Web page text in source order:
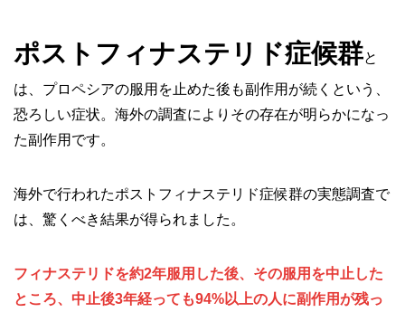
ポストフィナステリド症候群と
は、プロペシアの服用を止めた後も副作用が続くという、
恐ろしい症状。海外の調査によりその存在が明らかになっ
た副作用です。
海外で行われたポストフィナステリド症候群の実態調査で
は、驚くべき結果が得られました。
フィナステリドを約2年服用した後、その服用を中止した
ところ、中止後3年経っても94%以上の人に副作用が残っ